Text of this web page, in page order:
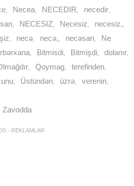
, Necea, NECEDIR, necedir,
, NECESIZ, Necesiz, necesiz,,
, necə, necə,, necəsan, Ne
, Bitmisdi, Bitmişdi, dolanır,
, Qoymag, terefinden,
, Üstündən, üzrə, verenin,
Zavodda
- REKLAMLAR